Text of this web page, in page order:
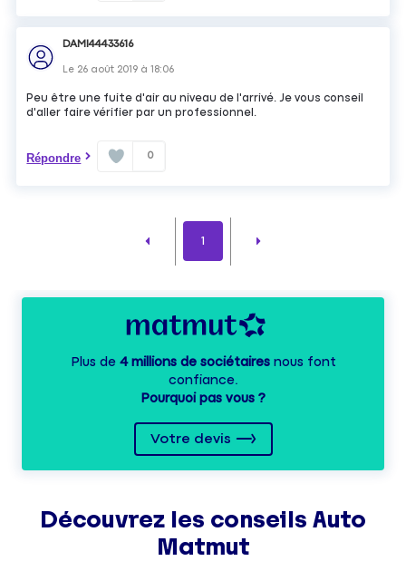
DAMI44433616
Le 26 août 2019 à18:06
Peu être une fuite d'air au niveau de l'arrivé. Je vous conseil
d'aller faire vérifier par un professionnel.
Répondre 0
1
Plus de 4 millions de sociétairesnous font
confiance.
Pourquoi pas vous ?
Votre devis
Découvrez les conseils Auto
Matmut